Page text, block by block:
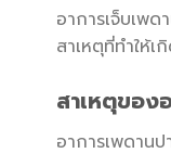
อาการเจ็บเพ
สาเหตุที่ทำให้
สาเหตุของ
อาการเพดาน